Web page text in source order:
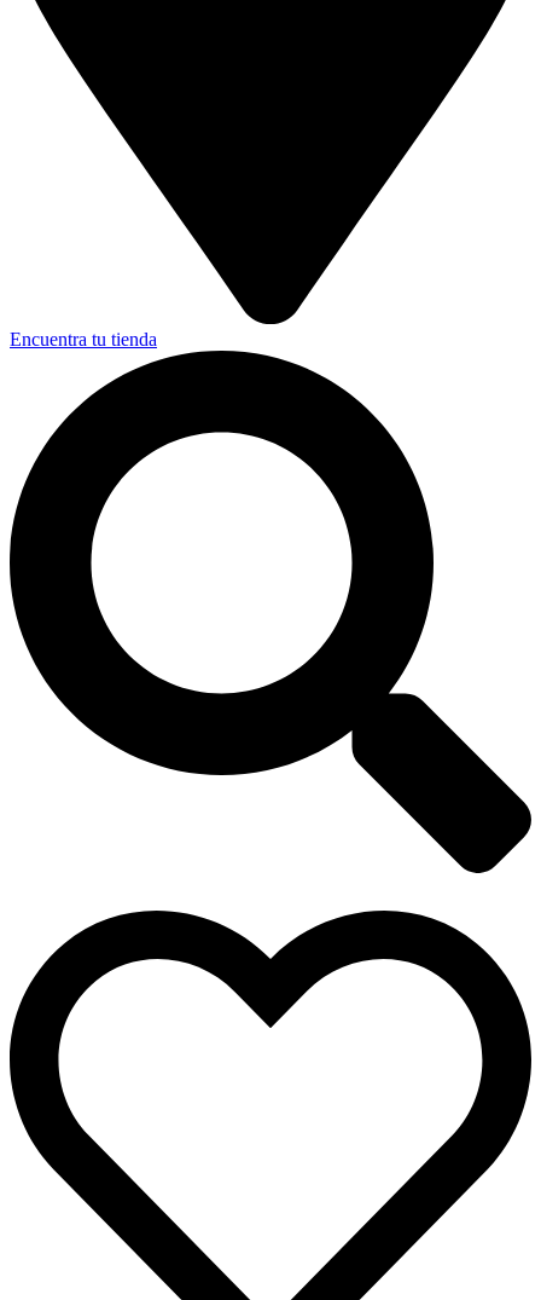
Encuentra tu tienda